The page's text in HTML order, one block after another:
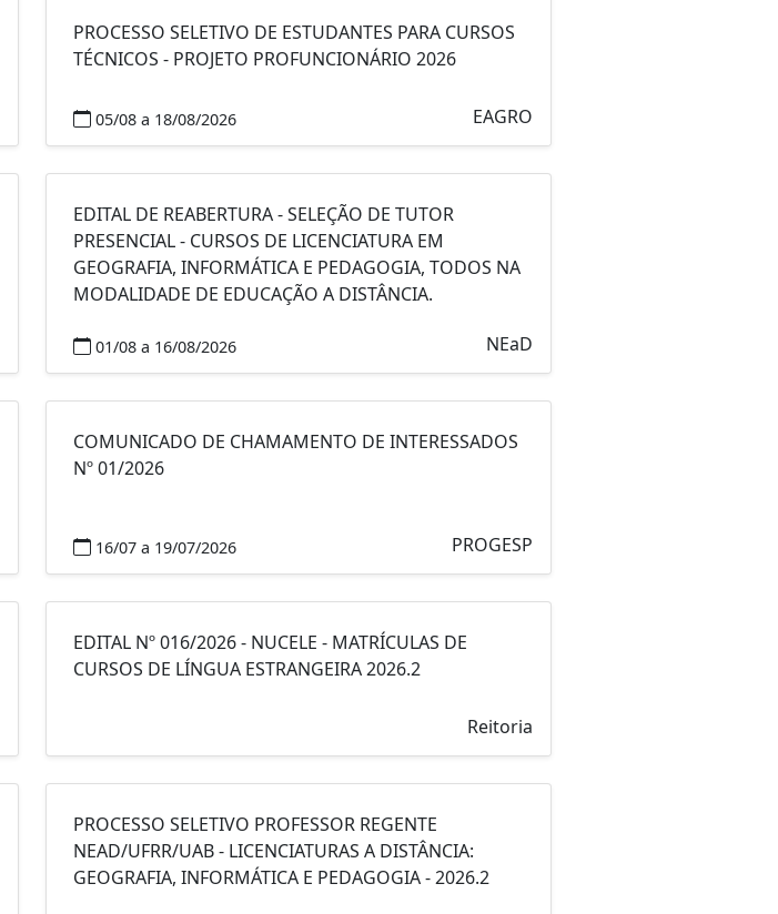
PROCESSO SELETIVO DE ESTUDANTES PARA CURSOS
TÉCNICOS - PROJETO PROFUNCIONÁRIO 2026
05/08 a 18/08/2026 EAGRO
EDITAL DE REABERTURA - SELEÇÃO DE TUTOR
PRESENCIAL - CURSOS DE LICENCIATURA EM
GEOGRAFIA, INFORMÁTICA E PEDAGOGIA, TODOS NA
MODALIDADE DE EDUCAÇÃO A DISTÂNCIA.
01/08 a 16/08/2026 NEaD
COMUNICADO DE CHAMAMENTO DE INTERESSADOS
Nº 01/2026
16/07 a 19/07/2026 PROGESP
EDITAL Nº 016/2026 - NUCELE - MATRÍCULAS DE
CURSOS DE LÍNGUA ESTRANGEIRA 2026.2
Reitoria
PROCESSO SELETIVO PROFESSOR REGENTE
NEAD/UFRR/UAB - LICENCIATURAS A DISTÂNCIA:
GEOGRAFIA, INFORMÁTICA E PEDAGOGIA - 2026.2